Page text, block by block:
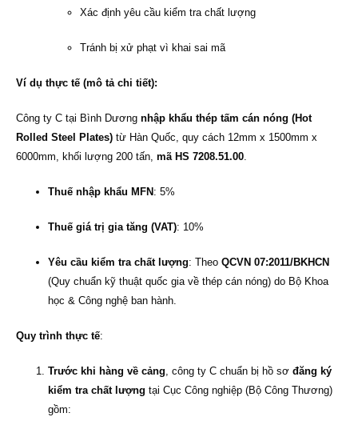
Xác định yêu cầu kiểm tra chất lượng
Tránh bị xử phạt vì khai sai mã
Ví dụ thực tế (mô tả chi tiết):
Công ty C tại Bình Dương nhập khẩu thép tấm cán nóng (Hot
Rolled Steel Plates) từ Hàn Quốc, quy cách 12mm x 1500mm x
6000mm, khối lượng 200 tấn, mã HS 7208.51.00
Thuế nhập khẩu MFN : 5%
Thuế giá trị gia tăng (VAT): 10%
Yêu cầu kiểm tra chất lượng: Theo QCVN 07:2011/BKHCN
(Quy chuẩn kỹ thuật quốc gia về thép cán nóng) do Bộ Khoa
học & Công nghệ ban hành.
Quy trình thực tế:
Trước khi hàng về cảng , công ty C chuẩn bị hồ sơ đăng ký
kiểm tra chất lượng tại Cục Công nghiệp (Bộ Công Thương)
gồm: